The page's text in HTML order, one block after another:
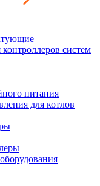
систем
питания
для котлов